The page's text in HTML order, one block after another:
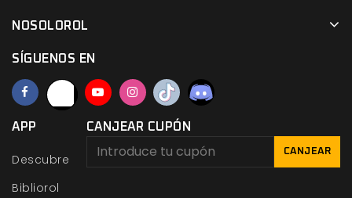
NOSOLOROL
SÍGUENOS EN
APP
Descubre
Bibliorol
CANJEAR CUPÓN
CANJEAR